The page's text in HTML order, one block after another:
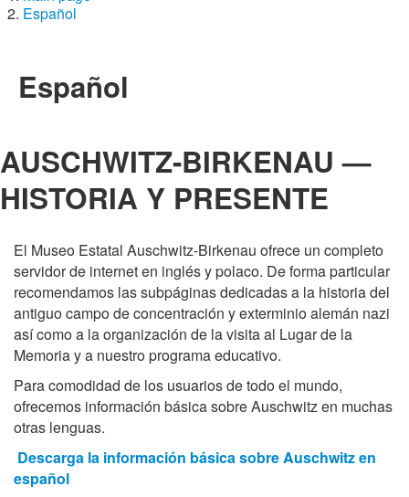
Español
Español
AUSCHWITZ-BIRKENAU —
HISTORIA Y PRESENTE
El Museo Estatal Auschwitz-Birkenau ofrece un completo
servidor de internet en inglés y polaco. De forma particular
recomendamos las subpáginas dedicadas a la historia del
antiguo campo de concentración y exterminio alemán nazi
así como a la organización de la visita al Lugar de la
Memoria y a nuestro programa educativo.
Para comodidad de los usuarios de todo el mundo,
ofrecemos información básica sobre Auschwitz en muchas
otras lenguas.
Descarga la información básica sobre Auschwitz en
español